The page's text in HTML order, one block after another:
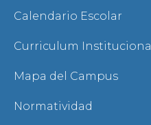
Calendario Escolar
Curriculum Institucional
Mapa del Campus
Normatividad